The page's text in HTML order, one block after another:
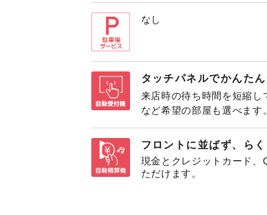
なし
タッチパネルでかんたん
来店時の待ち時間を短縮
など希望の部屋も選べます。
フロントに並ばず、ら
現金とクレジットカード
ただけます。